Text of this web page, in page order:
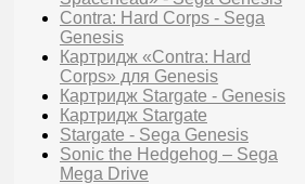
Contra: Hard Corps - Sega
Genesis
Картридж «Contra: Hard
Corps» для Genesis
Картридж Stargate - Genesis
Картридж Stargate
Stargate - Sega Genesis
Sonic the Hedgehog – Sega
Mega Drive